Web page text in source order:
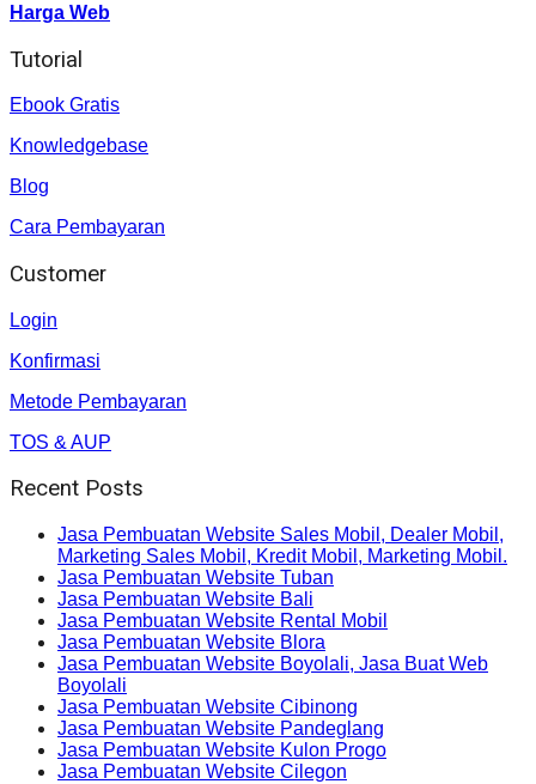
Harga Web
Tutorial
Ebook Gratis
Knowledgebase
Blog
Cara Pembayaran
Customer
Login
Konfirmasi
Metode Pembayaran
TOS & AUP
Recent Posts
Jasa Pembuatan Website Sales Mobil, Dealer Mobil,
Marketing Sales Mobil, Kredit Mobil, Marketing Mobil.
Jasa Pembuatan Website Tuban
Jasa Pembuatan Website Bali
Jasa Pembuatan Website Rental Mobil
Jasa Pembuatan Website Blora
Jasa Pembuatan Website Boyolali, Jasa Buat Web
Boyolali
Jasa Pembuatan Website Cibinong
Jasa Pembuatan Website Pandeglang
Jasa Pembuatan Website Kulon Progo
Jasa Pembuatan Website Cilegon